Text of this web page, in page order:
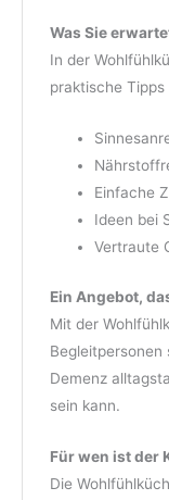
Was Sie
In der
praktische Tipps
Einfache
Ideen bei
Vertraute
Ein Angebot,
Mit der
Begleitpersonen
Demenz
sein kann.
Für wen ist der
Die